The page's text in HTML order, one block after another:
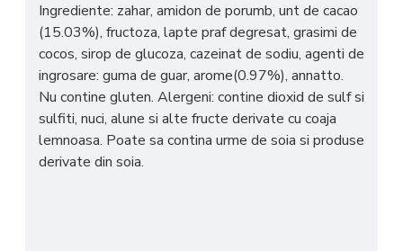
Ingrediente: zahar, amidon de porumb, unt de cacao
(15.03%), fructoza, lapte praf degresat, grasimi de
cocos, sirop de glucoza, cazeinat de sodiu, agenti de
ingrosare: guma de guar, arome(0.97%), annatto.
Nu contine gluten. Alergeni: contine dioxid de sulf si
sulfiti, nuci, alune si alte fructe derivate cu coaja
lemnoasa. Poate sa contina urme de soia si produse
derivate din soia.